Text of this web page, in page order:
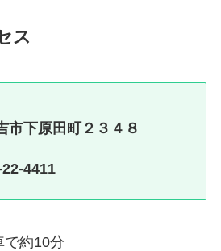
ス
市下原田町２３４８
4411
で約10分